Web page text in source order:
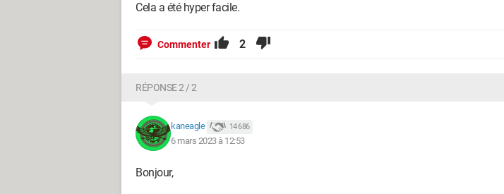
Cela a été hyper facile.
Commenter 2
RÉPONSE 2 / 2
kaneagle 14 686
6 mars 2023 à 12:53
Bonjour,